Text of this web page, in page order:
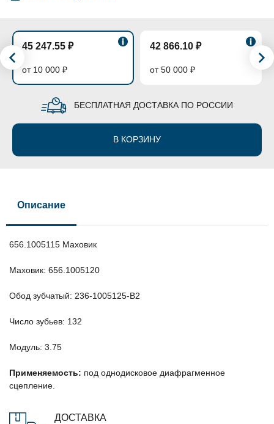
45 247.55 ₽
от 10 000 ₽
42 866.10 ₽
от 50 000 ₽
БЕСПЛАТНАЯ ДОСТАВКА ПО РОССИИ
В КОРЗИНУ
Описание
656.1005115 Маховик
Маховик: 656.1005120
Обод зубчатый: 236-1005125-В2
Число зубьев: 132
Модуль: 3.75
Применяемость: под однодисковое диафрагменное
сцепление.
ДОСТАВКА